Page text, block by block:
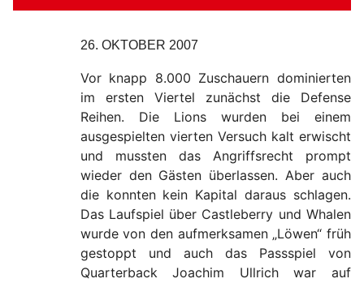
26. OKTOBER 2007
Vor knapp 8.000 Zuschauern dominierten
im ersten Viertel zunächst die Defense
Reihen. Die Lions wurden bei einem
ausgespielten vierten Versuch kalt erwischt
und mussten das Angriffsrecht prompt
wieder den Gästen überlassen. Aber auch
die konnten kein Kapital daraus schlagen.
Das Laufspiel über Castleberry und Whalen
wurde von den aufmerksamen „Löwen“ früh
gestoppt und auch das Passspiel von
Quarterback Joachim Ullrich war auf